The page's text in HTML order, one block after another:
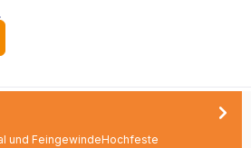
und FeingewindeHochfeste